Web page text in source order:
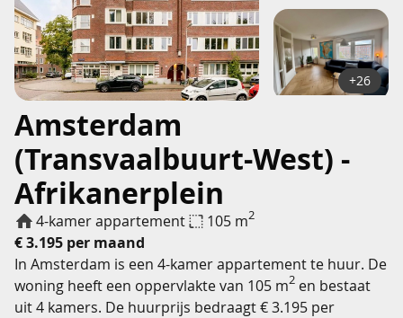
Amsterdam
(Transvaalbuurt-West) -
Afrikanerplein
4-kamer appartement 105 m2
€ 3.195 per maand
+26
In Amsterdam is een 4-kamer appartement te huur. De
woning heeft een oppervlakte van 105 m2 en bestaat
uit 4 kamers. De huurprijs bedraagt € 3.195 per